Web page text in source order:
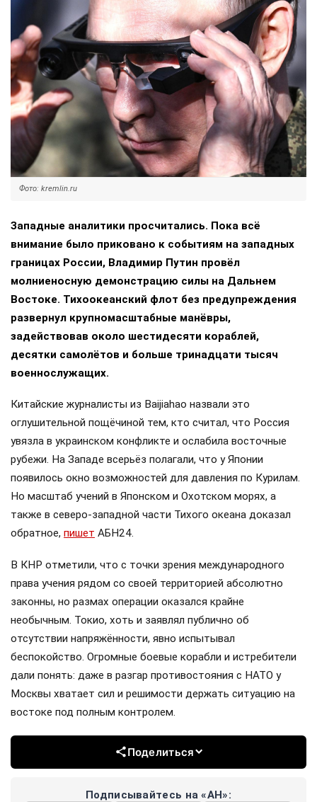
Фото: kremlin.ru
Западные аналитики просчитались. Пока всё
внимание было приковано к событиям на западных
границах России, Владимир Путин провёл
молниеносную демонстрацию силы на Дальнем
Востоке. Тихоокеанский флот без предупреждения
развернул крупномасштабные манёвры,
задействовав около шестидесяти кораблей,
десятки самолётов и больше тринадцати тысяч
военнослужащих.
Китайские журналисты из Baijiahao назвали это
оглушительной пощёчиной тем, кто считал, что Россия
увязла в украинском конфликте и ослабила восточные
рубежи. На Западе всерьёз полагали, что у Японии
появилось окно возможностей для давления по Курилам.
Но масштаб учений в Японском и Охотском морях, а
также в северо-западной части Тихого океана доказал
обратное, пишет АБН24.
В КНР отметили, что с точки зрения международного
права учения рядом со своей территорией абсолютно
законны, но размах операции оказался крайне
необычным. Токио, хоть и заявлял публично об
отсутствии напряжённости, явно испытывал
беспокойство. Огромные боевые корабли и истребители
дали понять: даже в разгар противостояния с НАТО у
Москвы хватает сил и решимости держать ситуацию на
востоке под полным контролем.
Поделиться
Подписывайтесь на «АН»: